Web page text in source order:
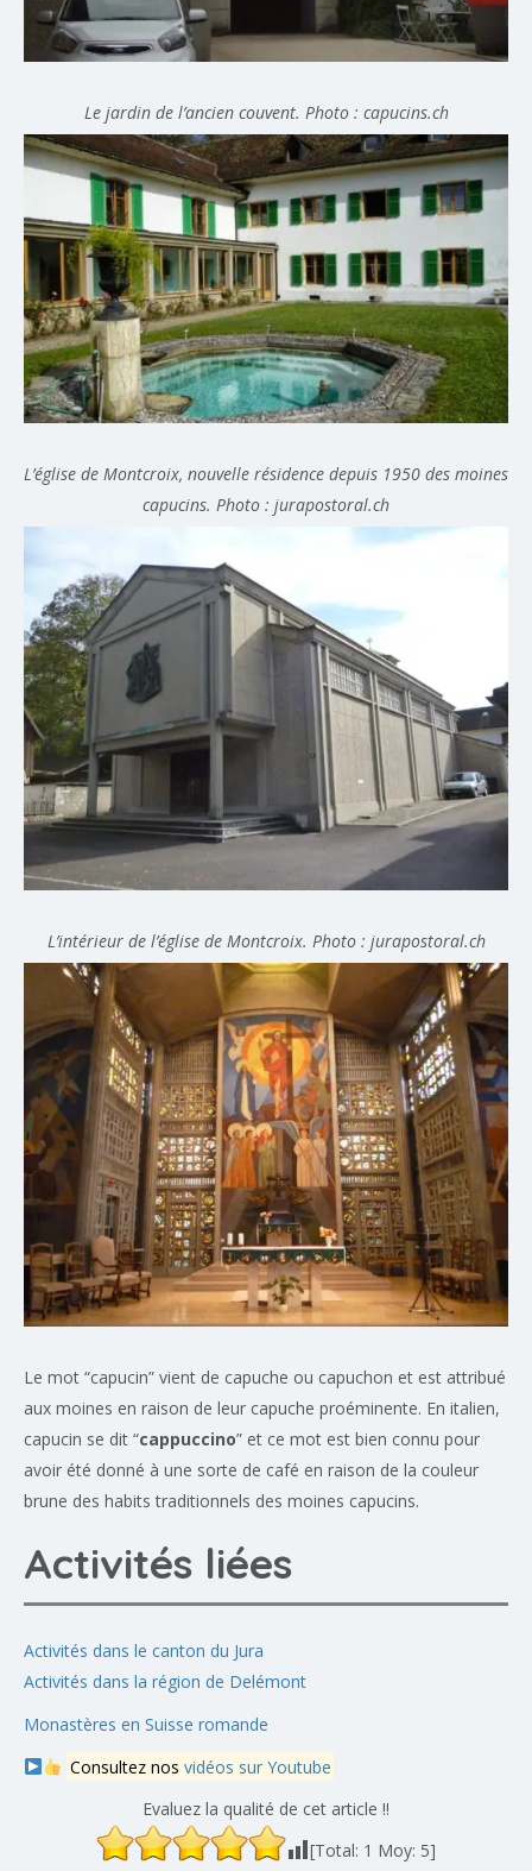
Le jardin de l’ancien couvent. Photo : capucins.ch
L’église de Montcroix, nouvelle résidence depuis 1950 des moines
capucins. Photo : jurapostoral.ch
L’intérieur de l’église de Montcroix. Photo : jurapostoral.ch
Le mot “capucin” vient de capuche ou capuchon et est attribué
aux moines en raison de leur capuche proéminente. En italien,
capucin se dit “cappuccino” et ce mot est bien connu pour
avoir été donné à une sorte de café en raison de la couleur
brune des habits traditionnels des moines capucins.
Activités liées
Activités dans le canton du Jura
Activités dans la région de Delémont
Monastères en Suisse romande
Consultez nos vidéos sur Youtube
Evaluez la qualité de cet article !!
[Total: 1 Moy: 5]